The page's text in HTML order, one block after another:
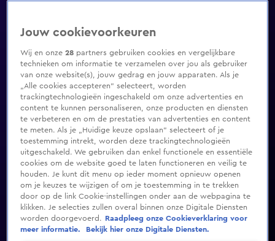
Jouw cookievoorkeuren
Wij en onze28 partners gebruiken cookies en vergelijkbare
technieken om informatie te verzamelen over jou als gebruiker
van onze website(s), jouw gedrag en jouw apparaten. Als je
„Alle cookies accepteren” selecteert, worden
trackingtechnologieën ingeschakeld om onze advertenties en
content te kunnen personaliseren, onze producten en diensten
te verbeteren en om de prestaties van advertenties en content
te meten. Als je „Huidige keuze opslaan” selecteert of je
toestemming intrekt, worden deze trackingtechnologieën
uitgeschakeld. We gebruiken dan enkel functionele en essentiële
cookies om de website goed te laten functioneren en veilig te
houden. Je kunt dit menu op ieder moment opnieuw openen
om je keuzes te wijzigen of om je toestemming in te trekken
door op de link Cookie-instellingen onder aan de webpagina te
klikken. Je selecties zullen overal binnen onze Digitale Diensten
worden doorgevoerd.
Raadpleeg onze Cookieverklaring voor
meer informatie.
Bekijk hier onze Digitale Diensten.